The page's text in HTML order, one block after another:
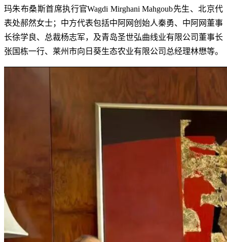
玛朱布桑斯首席执行官Wagdi Mirghani Mahgoub先生、北京代
表处郝然女士；中方代表包括中阿网创始人秦勇、中阿网董事
长徐学良、总裁杨志军，及青岛圣世弘曲线业有限公司董事长
张国栋一行、莱州市向日葵生态农业有限公司总经理林懋等。